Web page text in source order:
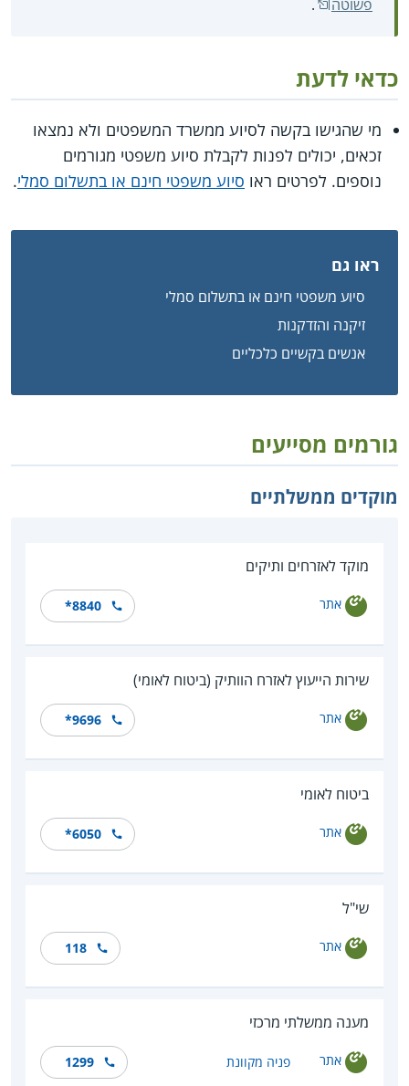
פשוטה .
כדאי לדעת
מי שהגישו בקשה לסיוע ממשרד המשפטים ולא נמצאו
זכאים, יכולים לפנות לקבלת סיוע משפטי מגורמים
נוספים. לפרטים ראו סיוע משפטי חינם או בתשלום סמלי.
ראו גם
סיוע משפטי חינם או בתשלום סמלי
זיקנה והזדקנות
אנשים בקשיים כלכליים
גורמים מסייעים
מוקדים ממשלתיים
מוקד לאזרחים ותיקים
אתר *8840
שירות הייעוץ לאזרח הוותיק (ביטוח לאומי)
אתר *9696
ביטוח לאומי
אתר *6050
שי"ל
אתר 118
מענה ממשלתי מרכזי
אתר פניה מקוונת 1299